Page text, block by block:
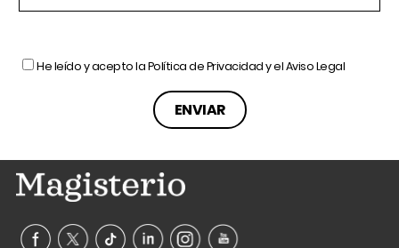
He leído y acepto laPolítica de Privacidady elAviso Legal